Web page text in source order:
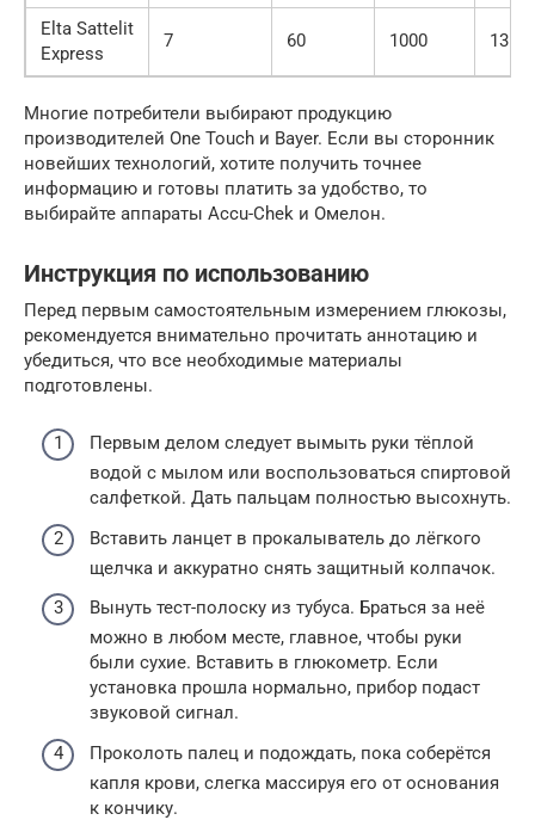
Elta Sattelit
Express
7 60 1000 1350
Многие потребители выбирают продукцию
производителей One Touch и Bayer. Если вы сторонник
новейших технологий, хотите получить точнее
информацию и готовы платить за удобство, то
выбирайте аппараты Accu-Chek и Омелон.
Инструкция по использованию
Перед первым самостоятельным измерением глюкозы,
рекомендуется внимательно прочитать аннотацию и
убедиться, что все необходимые материалы
подготовлены.
Первым делом следует вымыть руки тёплой
водой с мылом или воспользоваться спиртовой
салфеткой. Дать пальцам полностью высохнуть.
Вставить ланцет в прокалыватель до лёгкого
щелчка и аккуратно снять защитный колпачок.
Вынуть тест-полоску из тубуса. Браться за неё
можно в любом месте, главное, чтобы руки
были сухие. Вставить в глюкометр. Если
установка прошла нормально, прибор подаст
звуковой сигнал.
Проколоть палец и подождать, пока соберётся
капля крови, слегка массируя его от основания
к кончику.